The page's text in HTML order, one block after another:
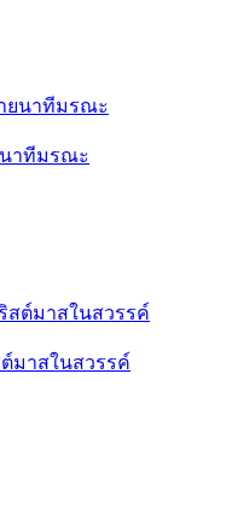
นาทีมรณะ
มาสในสวรรค์